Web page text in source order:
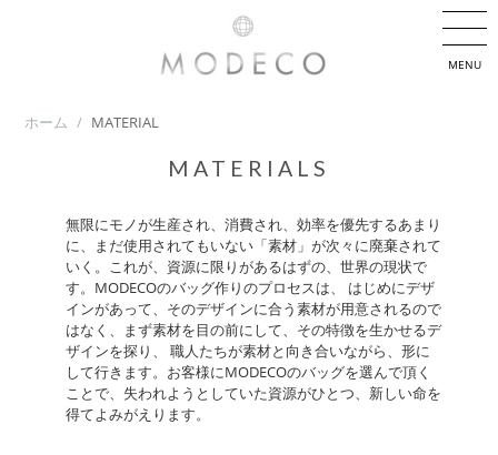
ホーム / MATERIAL
MATERIALS
無限にモノが生産され、消費され、効率を優先するあまり
に、まだ使用されてもいない「素材」が次々に廃棄されて
いく。これが、資源に限りがあるはずの、世界の現状で
す。MODECOのバッグ作りのプロセスは、 はじめにデザ
インがあって、そのデザインに合う素材が用意されるので
はなく、まず素材を目の前にして、その特徴を生かせるデ
ザインを探り、 職人たちが素材と向き合いながら、形に
して行きます。お客様にMODECOのバッグを選んで頂く
ことで、失われようとしていた資源がひとつ、新しい命を
得てよみがえります。
MENU